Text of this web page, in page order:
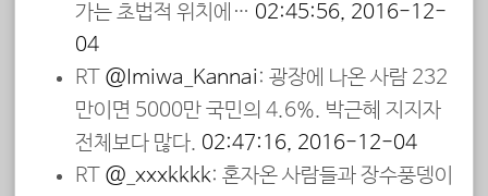
가는 초법적 위치에… 02:45:56, 2016-12-
04
RT @Imiwa_Kannai: 광장에 나온 사람 232
만이면 5000만 국민의 4.6%. 박근혜 지지자
전체보다 많다. 02:47:16, 2016-12-04
RT @_xxxkkkk: 혼자온 사람들과 장수풍뎅이